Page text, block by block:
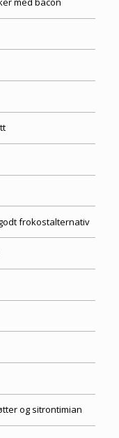
frokostalternativ
og sitrontimian